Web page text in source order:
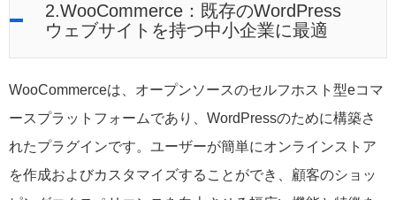
2.WooCommerce：既存のWordPress
ウェブサイトを持つ中小企業に最適
WooCommerceは、オープンソースのセルフホスト型eコマ
ースプラットフォームであり、WordPressのために構築さ
れたプラグインです。ユーザーが簡単にオンラインストア
を作成およびカスタマイズすることができ、顧客のショッ